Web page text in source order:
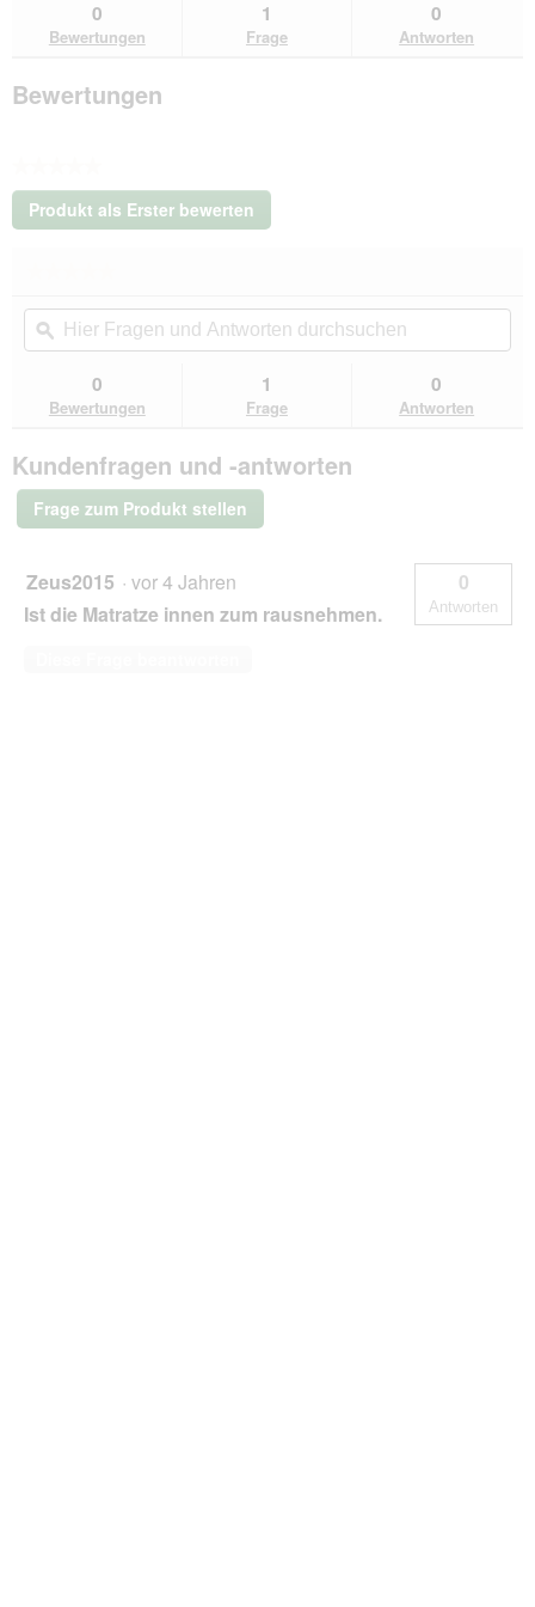
Hundebett
aus
terracotta
0
Bewertungen
1
Frage
0
Antworten
Bewertungen
Kein
Beurteilungswert
Produkt als Erster bewerten
.
wird
ein
Dialogfeld
geöffnet.
Beurteilungswert
für
Knuffelwuff
Hundebett
aus
terracotta
Hier
Fragen
und
durchsuchen
ϙ
0
Bewertungen
1
Frage
0
Antworten
Kundenfragen und -antworten
Frage zum Produkt stellen
Zeus2015 · vor 4 Jahren
Ist die Matratze innen zum rausnehmen.
0
Antworten